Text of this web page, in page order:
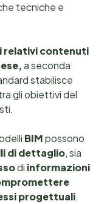
tecniche e
i relativi contenuti
a seconda
stabilisce
gli obiettivi del
BIMpossono
di dettaglio, sia
di informazioni
progettuali.